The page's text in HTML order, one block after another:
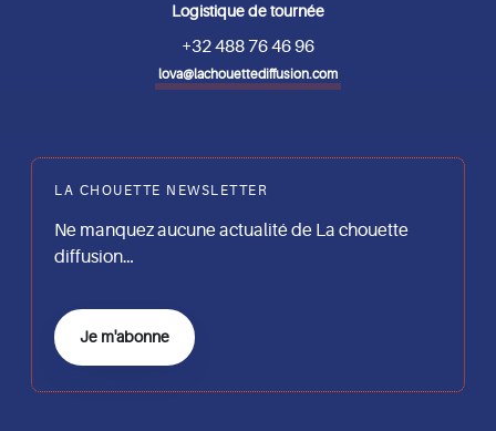
Logistique de tournée
+32 488 76 46 96
lova@lachouettediffusion.com
LA CHOUETTE NEWSLETTER
Ne manquez aucune actualité de La chouette
diffusion…
Je m'abonne